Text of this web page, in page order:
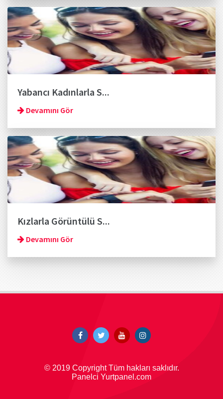
Yabancı Kadınlarla S...
Devamını Gör
Kızlarla Görüntülü S...
Devamını Gör
© 2019 Copyright Tüm hakları saklıdır.
Panelci Yurtpanel.com